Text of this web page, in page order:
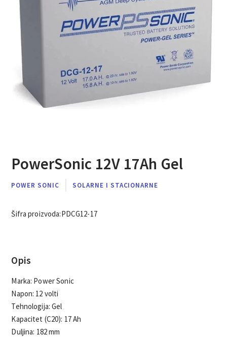
PowerSonic 12V 17Ah Gel
POWER SONIC SOLARNE I STACIONARNE
Šifra proizvoda:PDCG12-17
Opis
Marka: Power Sonic
Napon: 12 volti
Tehnologija: Gel
Kapacitet (C20): 17 Ah
Duljina: 182 mm